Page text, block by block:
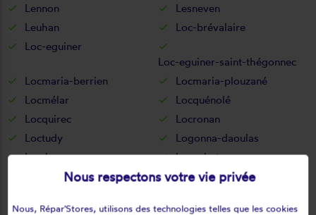
Lennon
Lesneven
Leuhan
Loc-brévalaire
Loc-eguiner
Loc-eguiner-saint-thégonnec
Locmaria-berrien
Locmaria-plouzané
Locmélar
Locquénolé
Locquirec
Locronan
Loctudy
Logonna-daoulas
Lopérec
Loperhet
Loqueffret
Lothey
Nous respectons votre vie privée
Nous, Répar'Stores, utilisons des technologies telles que les cookies